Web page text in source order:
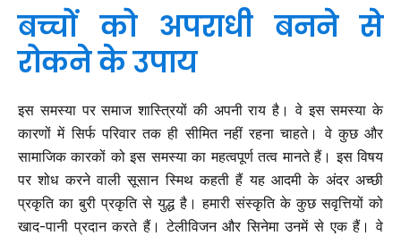
बच्चों को अपराधी बनने से
रोकने के उपाय
इस समस्या पर समाज शास्त्रियों की अपनी राय है। वे इस समस्या के
कारणों में सिर्फ परिवार तक ही सीमित नहीं रहना चाहते। वे कुछ और
सामाजिक कारकों को इस समस्या का महत्वपूर्ण तत्व मानते हैं। इस विषय
पर शोध करने वाली सूसान स्मिथ कहती हैं यह आदमी के अंदर अच्छी
प्रकृति का बुरी प्रकृति से युद्ध है। हमारी संस्कृति के कुछ सवृत्तियों को
खाद-पानी प्रदान करते हैं। टेलीविजन और सिनेमा उनमें से एक हैं। वे